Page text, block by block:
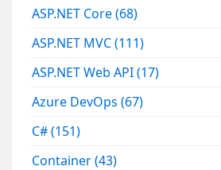
ASP.NET Core(68)
ASP.NET MVC(111)
ASP.NET Web API(17)
Azure DevOps(67)
C#(151)
Container(43)